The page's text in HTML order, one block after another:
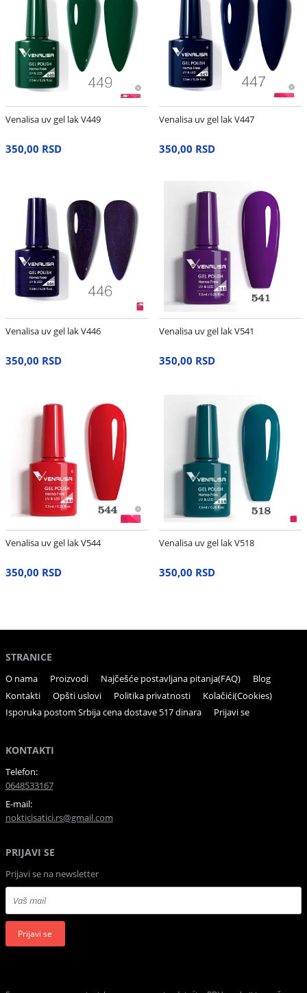
Venalisa uv gel lak V449
350,00 RSD
Venalisa uv gel lak V447
350,00 RSD
Venalisa uv gel lak V446
350,00 RSD
Venalisa uv gel lak V541
350,00 RSD
Venalisa uv gel lak V544
350,00 RSD
Venalisa uv gel lak V518
350,00 RSD
STRANICE
O nama Proizvodi Najčešće postavljana pitanja(FAQ)
Blog
Kontakti
Opšti uslovi Politika privatnosti
Kolačići(Cookies)
Isporuka postom Srbija cena dostave 517 dinara
Prijavi se
KONTAKTI
Telefon:
0648533167
E-mail:
nokticisatici.rs@gmail.com
PRIJAVI SE
Prijavi se na newsletter
Prijavi se